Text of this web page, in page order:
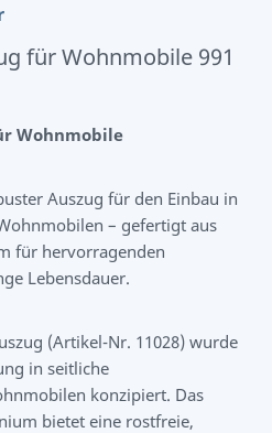
für Wohnmobile 991
Wohnmobile
Auszug für den Einbau in
– gefertigt aus
für hervorragenden
Lebensdauer.
(Artikel-Nr. 11028) wurde
in seitliche
konzipiert. Das
bietet eine rostfreie,